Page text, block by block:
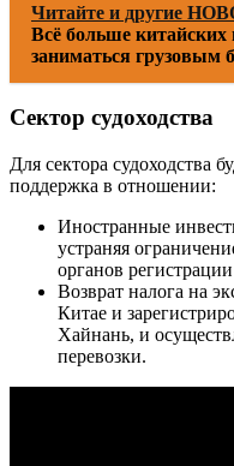
Читайте и другие
Всё больше китайских
заниматься грузовым
Сектор судоходства
Для сектора судоходства
поддержка в отношении:
Иностранные
устраняя
органов
Возврат налога на
Китае и
Хайнань, и
перевозки.